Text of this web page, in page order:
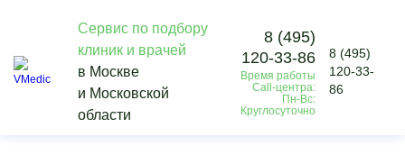
Сервис по подбору
клиник и врачей
в Москве
и Московской
области
8 (495)
120-33-86
Время работы
Call-центра:
Пн-Вс:
Круглосуточно
8 (495)
120-33-
86
Vmedic
Врачи
Никитина Анна Михайловна